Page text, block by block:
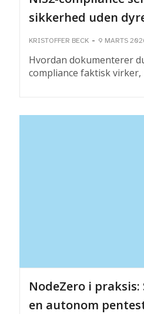
sikkerhed uden
KRISTOFFER BECK - 9 MARTS
Hvordan dokumenterer
compliance faktisk
NodeZero i
en autonom